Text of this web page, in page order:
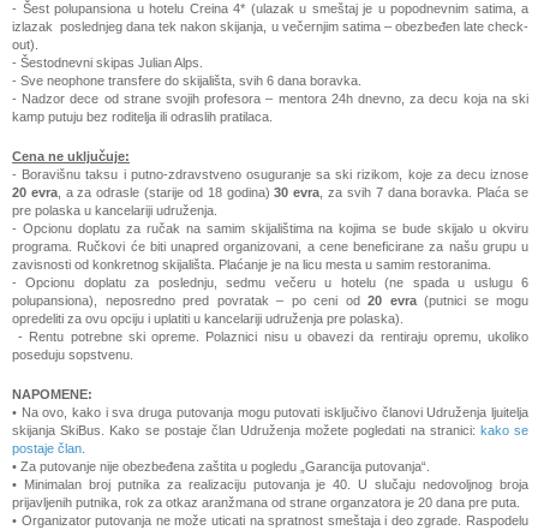
- Šest polupansiona u hotelu Creina 4* (ulazak u smeštaj je u popodnevnim satima, a
izlazak poslednjeg dana tek nakon skijanja, u večernjim satima – obezbeđen late check-
out).
- Šestodnevni skipas Julian Alps.
- Sve neophone transfere do skijališta, svih 6 dana boravka.
- Nadzor dece od strane svojih profesora – mentora 24h dnevno, za decu koja na ski
kamp putuju bez roditelja ili odraslih pratilaca.
Cena ne uključuje:
- Boravišnu taksu i putno-zdravstveno osuguranje sa ski rizikom, koje za decu iznose
20 evra, a za odrasle (starije od 18 godina)30 evra , za svih 7 dana boravka. Plaća se
pre polaska u kancelariji udruženja.
- Opcionu doplatu za ručak na samim skijalištima na kojima se bude skijalo u okviru
programa. Ručkovi će biti unapred organizovani, a cene beneficirane za našu grupu u
zavisnosti od konkretnog skijališta. Plaćanje je na licu mesta u samim restoranima.
- Opcionu doplatu za poslednju, sedmu večeru u hotelu (ne spada u uslugu 6
polupansiona), neposredno pred povratak – po ceni od20 evra (putnici se mogu
opredeliti za ovu opciju i uplatiti u kancelariji udruženja pre polaska).
- Rentu potrebne ski opreme. Polaznici nisu u obavezi da rentiraju opremu, ukoliko
poseduju sopstvenu.
NAPOMENE:
• Na ovo, kako i sva druga putovanja mogu putovati isključivo članovi Udruženja ljuitelja
skijanja SkiBus. Kako se postaje član Udruženja možete pogledati na stranici: kako se
postaje član
• Za putovanje nije obezbeđena zaštita u pogledu „Garancija putovanja“.
• Minimalan broj putnika za realizaciju putovanja je 40. U slučaju nedovoljnog broja
prijavljenih putnika, rok za otkaz aranžmana od strane organzatora je 20 dana pre puta.
• Organizator putovanja ne može uticati na spratnost smeštaja i deo zgrade. Raspodelu